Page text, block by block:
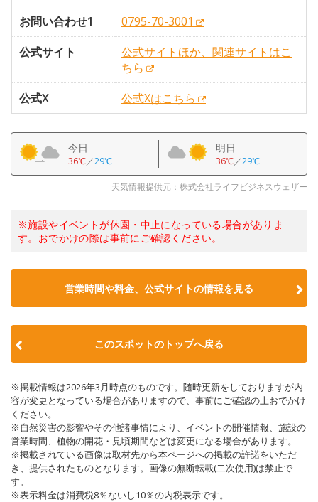
お問い合わせ1
0795-70-3001
公式サイト
公式サイトほか、関連サイトはこ
ちら
公式X
公式Xはこちら
今日
36℃／29℃
明日
36℃／29℃
天気情報提供元：株式会社ライフビジネスウェザー
※施設やイベントが休園・中止になっている場合がありま
す。おでかけの際は事前にご確認ください。
営業時間や料金、公式サイトの情報を見る
このスポットのトップへ戻る
※掲載情報は2026年3月時点のものです。随時更新をしておりますが内
容が変更となっている場合がありますので、事前にご確認の上おでかけ
ください。
※自然災害の影響やその他諸事情により、イベントの開催情報、施設の
営業時間、植物の開花・見頃期間などは変更になる場合があります。
※掲載されている画像は取材先から本ページへの掲載の許諾をいただ
き、提供されたものとなります。画像の無断転載(二次使用)は禁止で
す。
※表示料金は消費税8％ないし10％の内税表示です。